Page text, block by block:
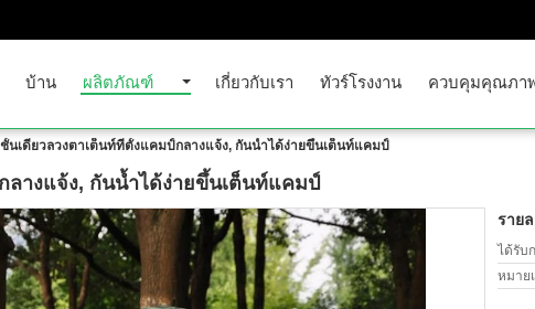
บ้าน ผลิตภัณฑ์ เกี่ยวกับเรา ทัวร์โรงงาน ควบคุมคุณภา
ชั้นเดียวลวงตาเต็นท์ที่ตั้งแคมป์กลางแจ้ง, กันน้ำได้ง่ายขึ้นเต็นท์แคมป์
างแจ้ง, กันน้ำได้ง่ายขึ้นเต็นท์แคมป์
ราย
ได้รับ
หมาย